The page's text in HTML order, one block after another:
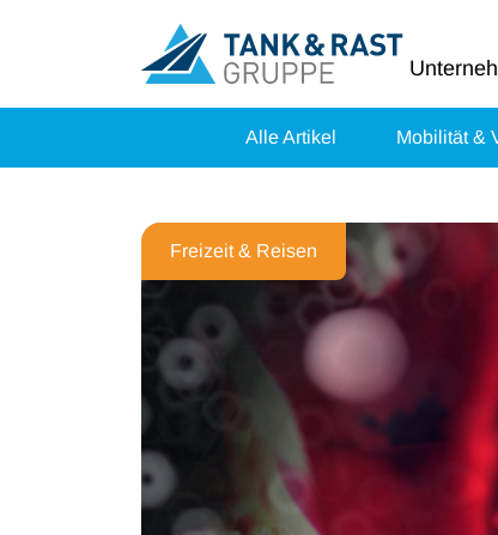
Alle Artikel Mobilität &
Freizeit & Reisen